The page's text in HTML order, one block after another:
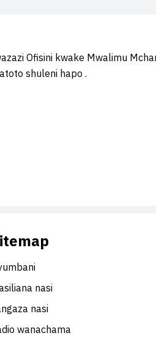
Ofisini kwake Mwalimu
shuleni hapo .
nasi
nasi
wanachama